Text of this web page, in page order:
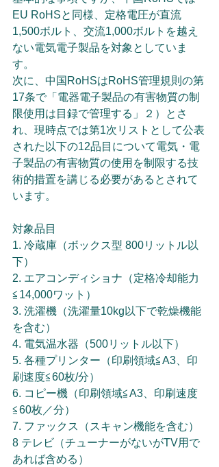
EU RoHSと同様、定格電圧が直流
1,500ボルト、交流1,000ボルトを越え
ない電気電子製品を対象としていま
す。
次に、中国RoHSはRoHS管理規則の第
17条で「電器電子製品の有害物質の制
限使用は目録で管理する」２）とさ
れ、現時点では第1次リストとして公表
された以下の12品目について電気・電
子製品の有害物質の使用を制限する技
術的措置を講じる必要があるとされて
います。
対象品目
1. 冷蔵庫（ボックス型 800リットル以
下）
2. エアコンディショナ（定格冷却能力
≦14,000ワット）
3. 洗濯機（洗濯量10kg以下で乾燥機能
を含む）
4. 電気温水器（500リットル以下）
5. 各種プリンター（印刷領域≦A3、印
刷速度≦60枚/分）
6. コピー機（印刷領域≦A3、印刷速度
≦60枚／分）
7. ファックス（スキャン機能を含む）
8 テレビ（チューナーがないがTV用で
あれば含める）